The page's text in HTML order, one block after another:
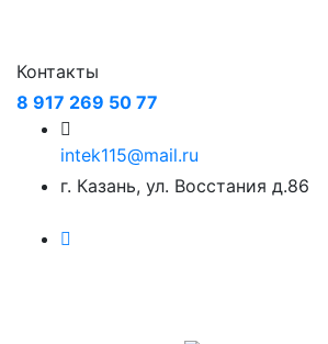
Контакты
8 917 269 50 77
intek115@mail.ru
г. Казань, ул. Восстания д.86